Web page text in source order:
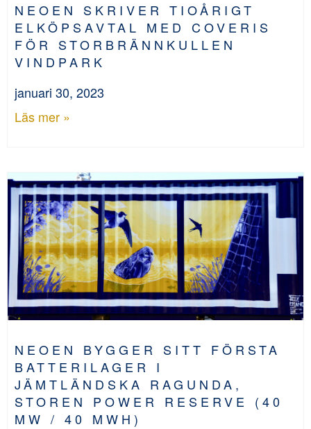
NEOEN SKRIVER TIOÅRIGT
ELKÖPSAVTAL MED COVERIS
FÖR STORBRÄNNKULLEN
VINDPARK
januari 30, 2023
Läs mer »
NEOEN BYGGER SITT FÖRSTA
BATTERILAGER I
JÄMTLÄNDSKA RAGUNDA,
STOREN POWER RESERVE (40
MW / 40 MWH)